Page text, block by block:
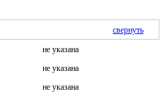
свернуть
не указана
не указана
не указана